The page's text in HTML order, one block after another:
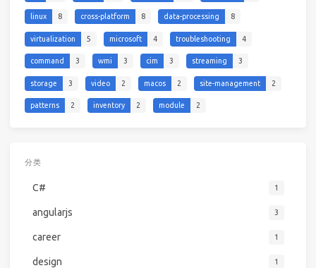
linux 8 cross-platform 8 data-processing 8
virtualization 5 microsoft 4 troubleshooting 4
command 3 wmi 3 cim 3 streaming 3
storage 3 video 2 macos 2 site-management 2
patterns 2 inventory 2 module 2
分类
C# 1
angularjs 3
career 1
design 1